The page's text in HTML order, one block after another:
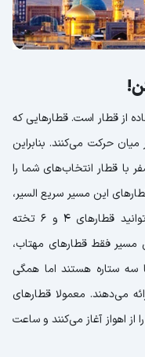
از قطار است. قطارهایی که
حرکت می‌کنند. بنابراین
با قطار انتخاب‌های شما را
این مسیر سریع السیر،
لوکس و 5 ستاره نیستند و شما فقط می‌توانید قطارهای 4 و 6 تخته
مسیر فقط قطارهای مهتاب،
سه ستاره هستند اما همگی
می‌دهند. معمولا قطارهای
حرکت خود را از اهواز آغاز می‌کنند و ساعت